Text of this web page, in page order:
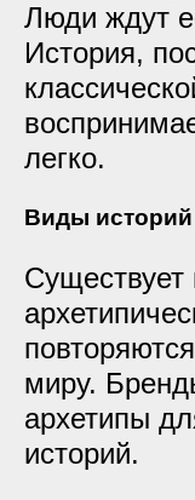
Люди ждут
История,
легко.
Виды историй
Существует
миру.
архетипы
историй.